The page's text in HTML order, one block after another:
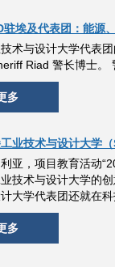
驻埃及代表团：能源
术与设计大学代表
Riad 警长博士。
多
业技术与设计大学
亚，项目教育活动
技术与设计大学的
大学代表团还就在
多